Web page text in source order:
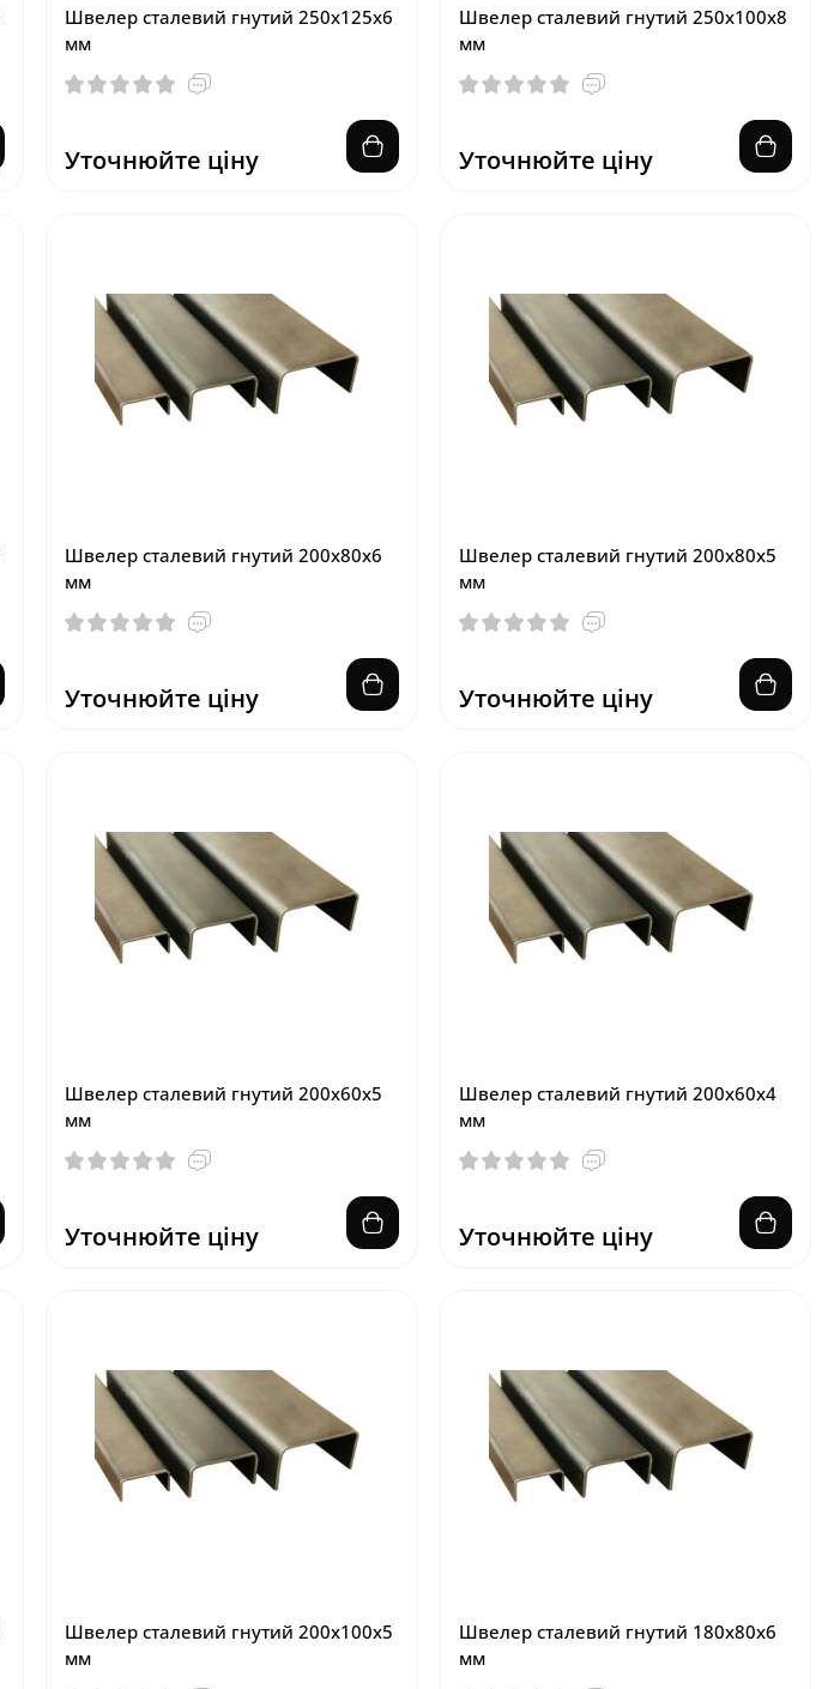
Швелер сталевий гнутий 250х125х6
мм
Уточнюйте ціну
Швелер сталевий гнутий 250х100х8
мм
Уточнюйте ціну
Швелер сталевий гнутий 200х80х6
мм
Уточнюйте ціну
Швелер сталевий гнутий 200х80х5
мм
Уточнюйте ціну
Швелер сталевий гнутий 200х60х5
мм
Уточнюйте ціну
Швелер сталевий гнутий 200х60х4
мм
Уточнюйте ціну
Швелер сталевий гнутий 200х100х5
мм
Швелер сталевий гнутий 180х80х6
мм